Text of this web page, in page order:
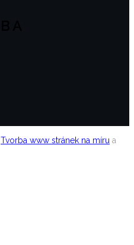
Tvorba www stránek na míru a